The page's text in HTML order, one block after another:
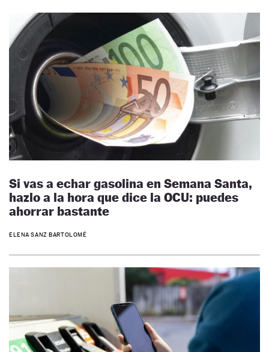
Si vas a echar gasolina en Semana Santa,
hazlo a la hora que dice la OCU: puedes
ahorrar bastante
ELENA SANZ BARTOLOMÉ